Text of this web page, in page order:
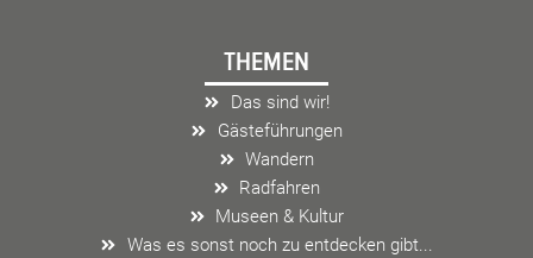
o
o
a
g
r
a
m
p
THEMEN
Das sind wir!
Gästeführungen
Wandern
Radfahren
Museen & Kultur
Was es sonst noch zu entdecken gibt...